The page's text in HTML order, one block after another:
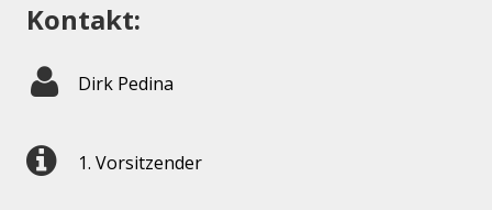
Kontakt:
Dirk Pedina
1. Vorsitzender